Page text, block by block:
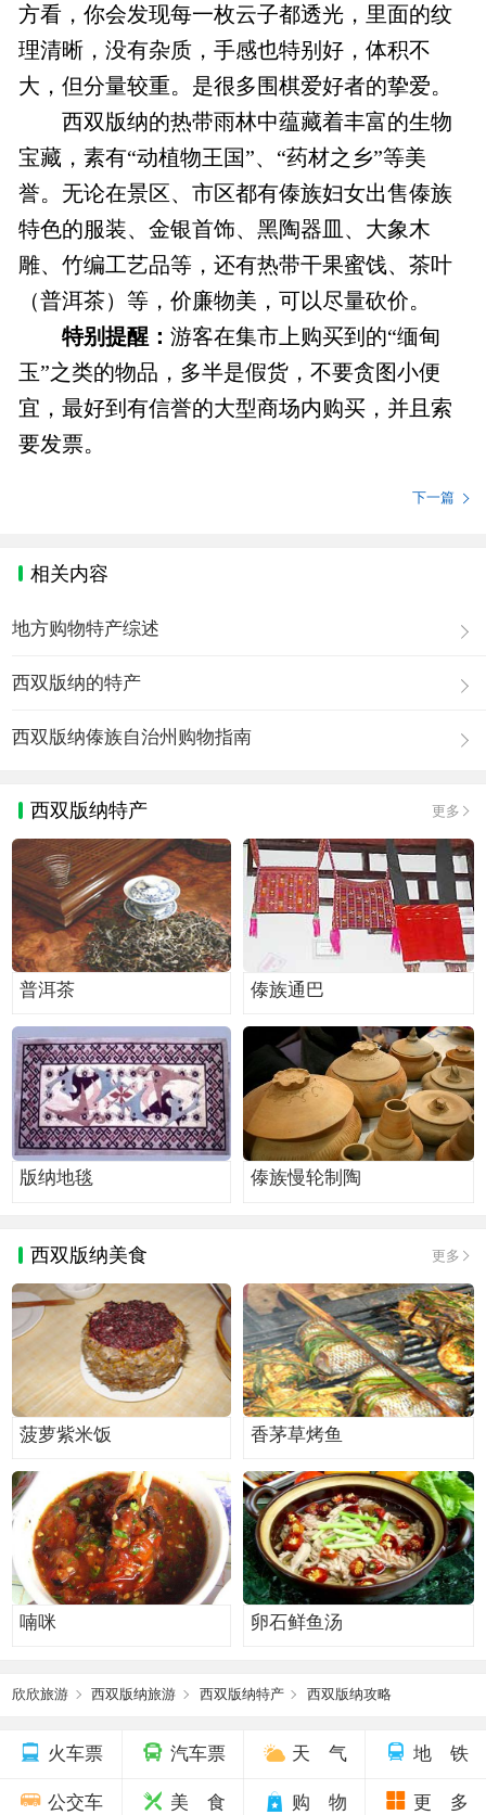
方看，你会发现每一枚云子都透光，里面的纹
理清晰，没有杂质，手感也特别好，体积不
大，但分量较重。是很多围棋爱好者的挚爱。
西双版纳的热带雨林中蕴藏着丰富的生物
宝藏，素有“动植物王国”、“药材之乡”等美
誉。无论在景区、市区都有傣族妇女出售傣族
特色的服装、金银首饰、黑陶器皿、大象木
雕、竹编工艺品等，还有热带干果蜜饯、茶叶
（普洱茶）等，价廉物美，可以尽量砍价。
特别提醒： 游客在集市上购买到的“缅甸
玉”之类的物品，多半是假货，不要贪图小便
宜，最好到有信誉的大型商场内购买，并且索
要发票。
下一篇
相关内容
地方购物特产综述
西双版纳的特产
西双版纳傣族自治州购物指南
西双版纳特产 更多
普洱茶 傣族通巴
版纳地毯 傣族慢轮制陶
西双版纳美食 更多
菠萝紫米饭 香茅草烤鱼
喃咪 卵石鲜鱼汤
欣欣旅游 西双版纳旅游 西双版纳特产 西双版纳攻略
火车票 汽车票 天 气 地 铁
公交车 美 食 购 物 更 多